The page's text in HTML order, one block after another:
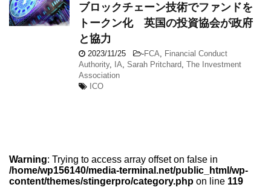
ブロックチェーン技術でファンドを
トークン化 英国の投資協会が政府
と協力
2023/11/25 -FCA
Financial Conduct
Authority, IA Sarah Pritchard The Investment
Association
ICO
Warning: Trying to access array offset on false in
/home/wp156140/media-terminal.net/public_html/wp-
content/themes/stingerpro/category.php on line 119